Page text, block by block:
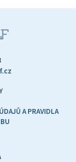
A PRAVIDLA